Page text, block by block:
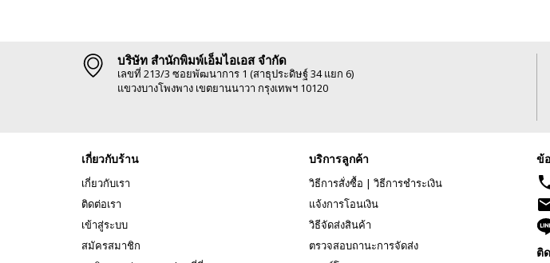
บริษัท สำนักพิมพ์เอ็มไอเอส จำกัด
เลขที่ 213/3 ซอยพัฒนาการ 1 (สาธุประดิษฐ์ 34 แยก 6)
แขวงบางโพงพาง เขตยานนาวา กรุงเทพฯ 10120
เกี่ยวกับร้าน
เกี่ยวกับเรา
ติดต่อเรา
เข้าสู่ระบบ
สมัครสมาชิก
บริการลูกค้า
วิธีการสั่งซื้อ | วิธีการชำระเงิน
แจ้งการโอนเงิน
วิธีจัดส่งสินค้า
ตรวจสอบถานะการจัดส่ง
ข้
ติ